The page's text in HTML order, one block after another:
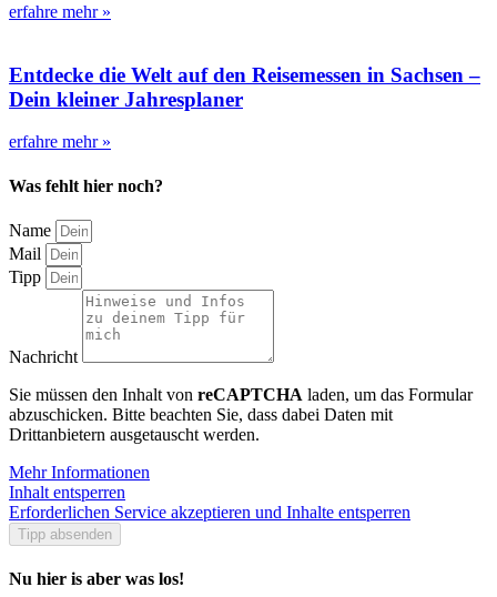
erfahre mehr »
Entdecke die Welt auf den Reisemessen in Sachsen –
Dein kleiner Jahresplaner
erfahre mehr »
Was fehlt hier noch?
Name
Mail
Tipp
Nachricht
Sie müssen den Inhalt von reCAPTCHA laden, um das Formular
abzuschicken. Bitte beachten Sie, dass dabei Daten mit
Drittanbietern ausgetauscht werden.
Mehr Informationen
Inhalt entsperren
Erforderlichen Service akzeptieren und Inhalte entsperren
Tipp absenden
Nu hier is aber was los!